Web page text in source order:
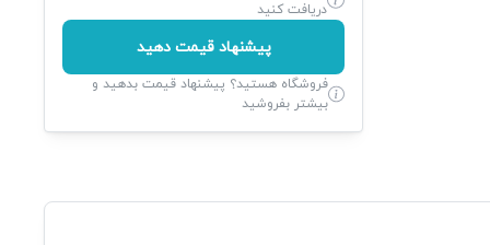
دریافت کنید
پیشنهاد قیمت دهید
فروشگاه هستید؟ پیشنهاد قیمت بدهید و
بیشتر بفروشید